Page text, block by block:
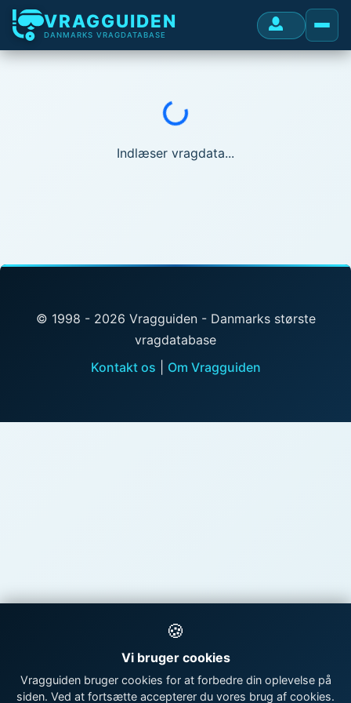
VRAGGUIDEN
DANMARKS VRAGDATABASE
Indlæser...
Indlæser vragdata...
© 1998 - 2026 Vragguiden - Danmarks største
vragdatabase
Kontakt os
Om Vragguiden
🍪
Vi bruger cookies
Vragguiden bruger cookies for at forbedre din oplevelse på
siden. Ved at fortsætte accepterer du vores brug af cookies.